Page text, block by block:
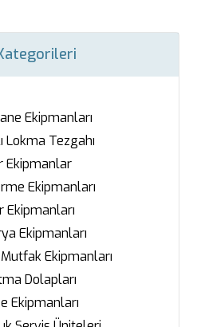
Ekipmanları
Lokma Tezgahı
Ekipmanlar
Ekipmanları
Ekipmanları
Ekipmanları
Ekipmanları
Dolapları
Ekipmanları